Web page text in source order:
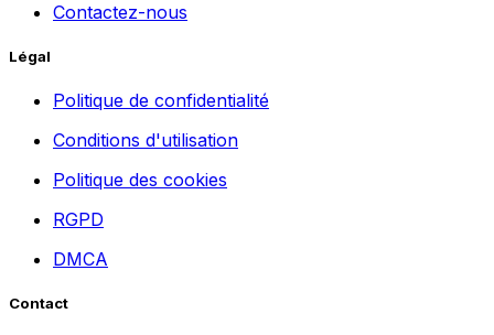
Contactez-nous
Légal
Politique de confidentialité
Conditions d'utilisation
Politique des cookies
RGPD
DMCA
Contact